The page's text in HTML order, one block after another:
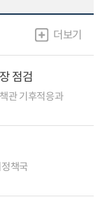
더보기
점검
관 기후적응과
책국